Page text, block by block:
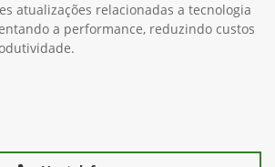
atualizações relacionadas a tecnologia
a performance, reduzindo custos